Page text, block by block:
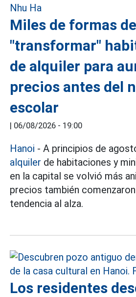
Miles de formas de
"transformar"
de alquiler para
precios antes del
escolar
| 06/08/2026 - 19:00
Hanoi - A principios de
alquiler de habitaciones y
en la capital se volvió más
precios también
tendencia al alza.
Los residentes